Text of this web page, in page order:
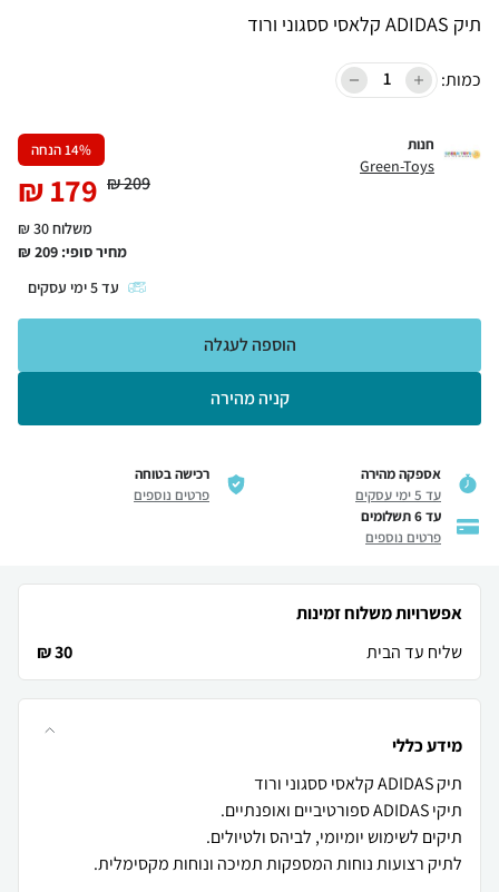
תיק ADIDAS קלאסי ססגוני ורוד
כמות:
חנות
Green-Toys
14% הנחה
209
₪
179
₪
משלוח 30 ₪
מחיר סופי: 209
₪
עד5ימי עסקים
קניה מהירה
הוספה לעגלה
אספקה מהירה
עד 5 ימי עסקים
רכישה בטוחה
פרטים נוספים
עד 6 תשלומים
פרטים נוספים
אפשרויות משלוח זמינות
שליח עד הבית
30 ₪
מידע כללי
לתיק רצועות נוחות המספקות תמיכה ונוחות מקסימלית.